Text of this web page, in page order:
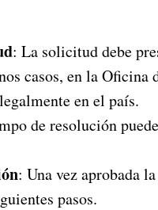
: La solicitud debe
casos, en la Oficina
en el país.
de resolución
: Una vez aprobada
pasos.